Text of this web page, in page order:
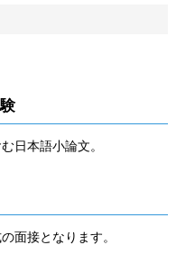
日本語小論文。
面接となります。